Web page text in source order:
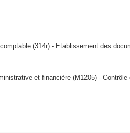
(314r) - Etablissement des
et financière (M1205) -